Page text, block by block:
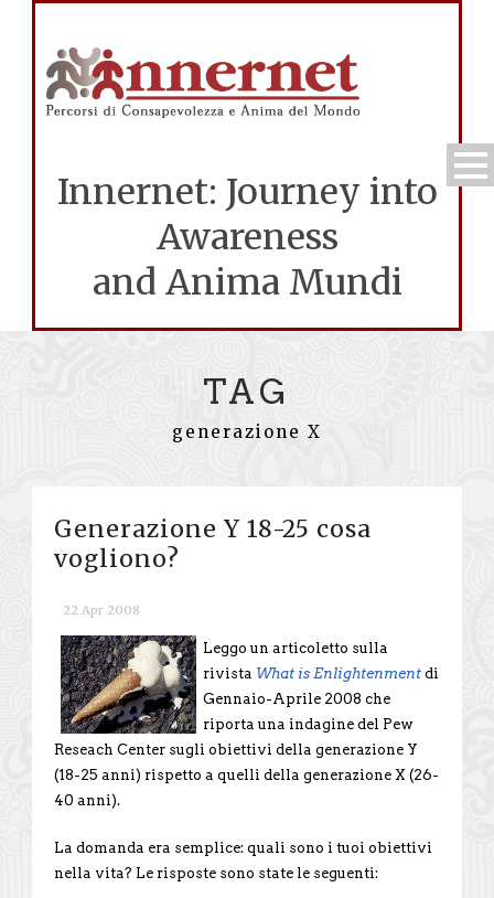
Innernet: Journey into
Awareness
and Anima Mundi
TAG
generazione X
Generazione Y 18-25 cosa
vogliono?
22 Apr 2008
Leggo un articoletto sulla
rivista What is Enlightenment di
Gennaio-Aprile 2008 che
riporta una indagine del Pew
Reseach Center sugli obiettivi della generazione Y
(18-25 anni) rispetto a quelli della generazione X (26-
40 anni).
La domanda era semplice: quali sono i tuoi obiettivi
nella vita? Le risposte sono state le seguenti: